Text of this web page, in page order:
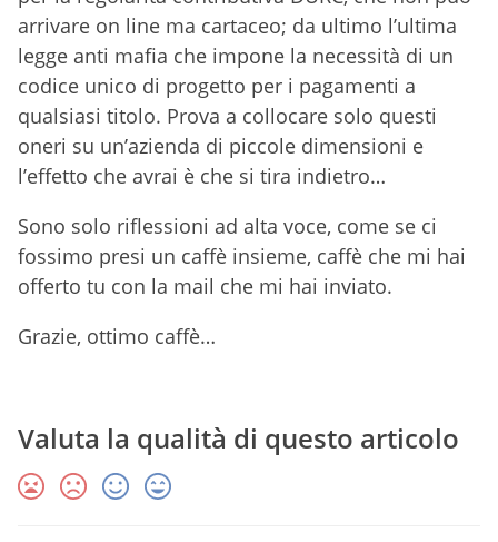
arrivare on line ma cartaceo; da ultimo l’ultima
legge anti mafia che impone la necessità di un
codice unico di progetto per i pagamenti a
qualsiasi titolo. Prova a collocare solo questi
oneri su un’azienda di piccole dimensioni e
l’effetto che avrai è che si tira indietro…
Sono solo riflessioni ad alta voce, come se ci
fossimo presi un caffè insieme, caffè che mi hai
offerto tu con la mail che mi hai inviato.
Grazie, ottimo caffè…
Valuta la qualità di questo articolo